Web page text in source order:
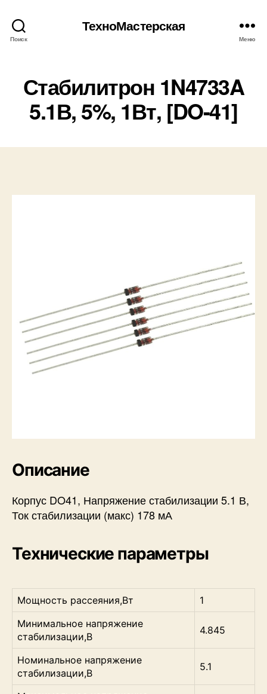
Поиск
ТехноМастерская
Меню
Стабилитрон 1N4733A
5.1В, 5%, 1Вт, [DO-41]
Описание
Корпус DO41, Напряжение стабилизации 5.1 В,
Ток стабилизации (макс) 178 мА
Технические параметры
Мощность рассеяния,Вт
1
Минимальное напряжение
стабилизации,В
4.845
Номинальное напряжение
стабилизации,В
5.1